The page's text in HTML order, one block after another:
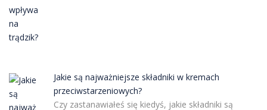
Jakie są najważniejsze składniki w kremach
przeciwstarzeniowych?
Czy zastanawiałeś się kiedyś, jakie składniki są